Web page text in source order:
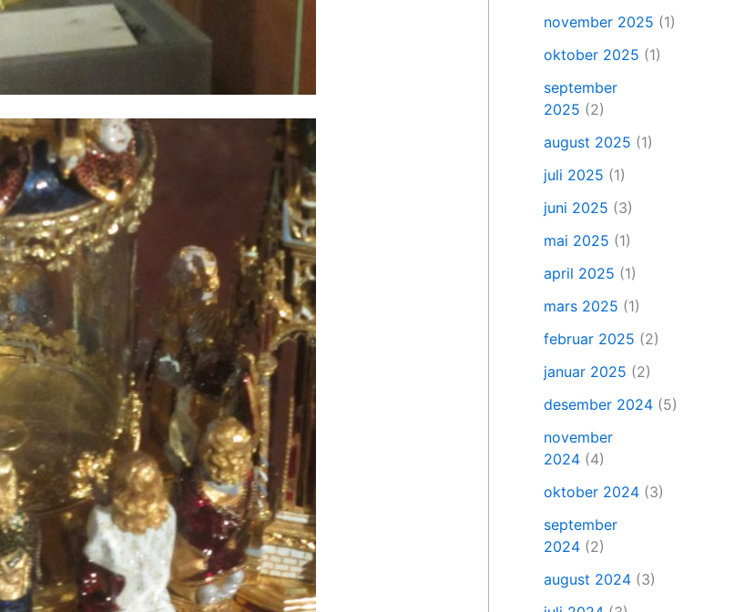
november 2025 (1)
oktober 2025 (1)
september
2025 (2)
august 2025 (1)
juli 2025 (1)
juni 2025 (3)
mai 2025 (1)
april 2025 (1)
mars 2025 (1)
februar 2025 (2)
januar 2025 (2)
desember 2024 (5)
november
2024 (4)
oktober 2024 (3)
september
2024 (2)
august 2024 (3)